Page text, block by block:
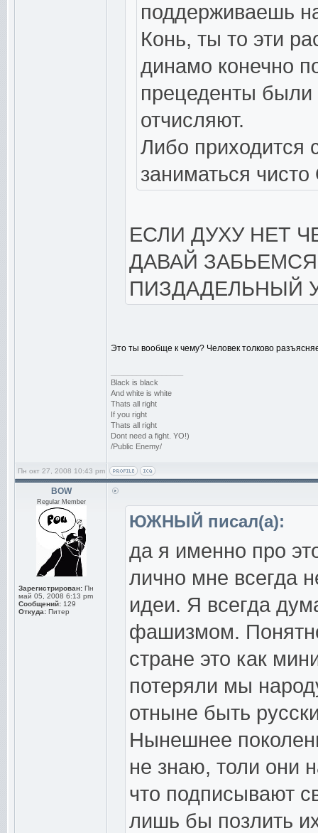
поддерживаешь
Конь, ты то эти
динамо конечно
прецеденты
отчисляют.
Либо приходится
заниматься
ЕСЛИ ДУХУ НЕТ
ДАВАЙ
ПИЗДАДЕЛЬНЫЙ
Это ты вообще к чему? Человек толково
Black is black
And white is white
Thats all right
If you right
Thats all right
Dont need a fight. YO!)
/Public Enemy/
Пн окт 27, 2008 10:43 pm
BOW
Regular Member
Зарегистрирован: Пн
май 05, 2008 6:13 pm
Сообщений: 129
Откуда: Питер
ЮЖНЫЙ писал(а):
да я именно про
лично мне всегда
идеи. Я всегда
фашизмом.
стране это как
потеряли мы
отныне быть
Нынешнее
не знаю, толи они
что подписывают
лишь бы позлить